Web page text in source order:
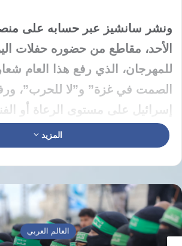
ونشر سانشيز عبر حسابه على
الأحد، مقاطع من حضوره حفلات
للمهرجان، الذي رفع هذا العام
الصمت في غزة” و”لا للحرب”،
إسرائيل على مستوى الرعاة أو
كما نشر كلمة لعرب البرغوثي،
الفلسطيني البارز الأسير مروان
فيها مدينة برشلونة وسكانها على
لفلسطين.
وعلق سانشيز في المنشور على
المزيد
العالم العربي